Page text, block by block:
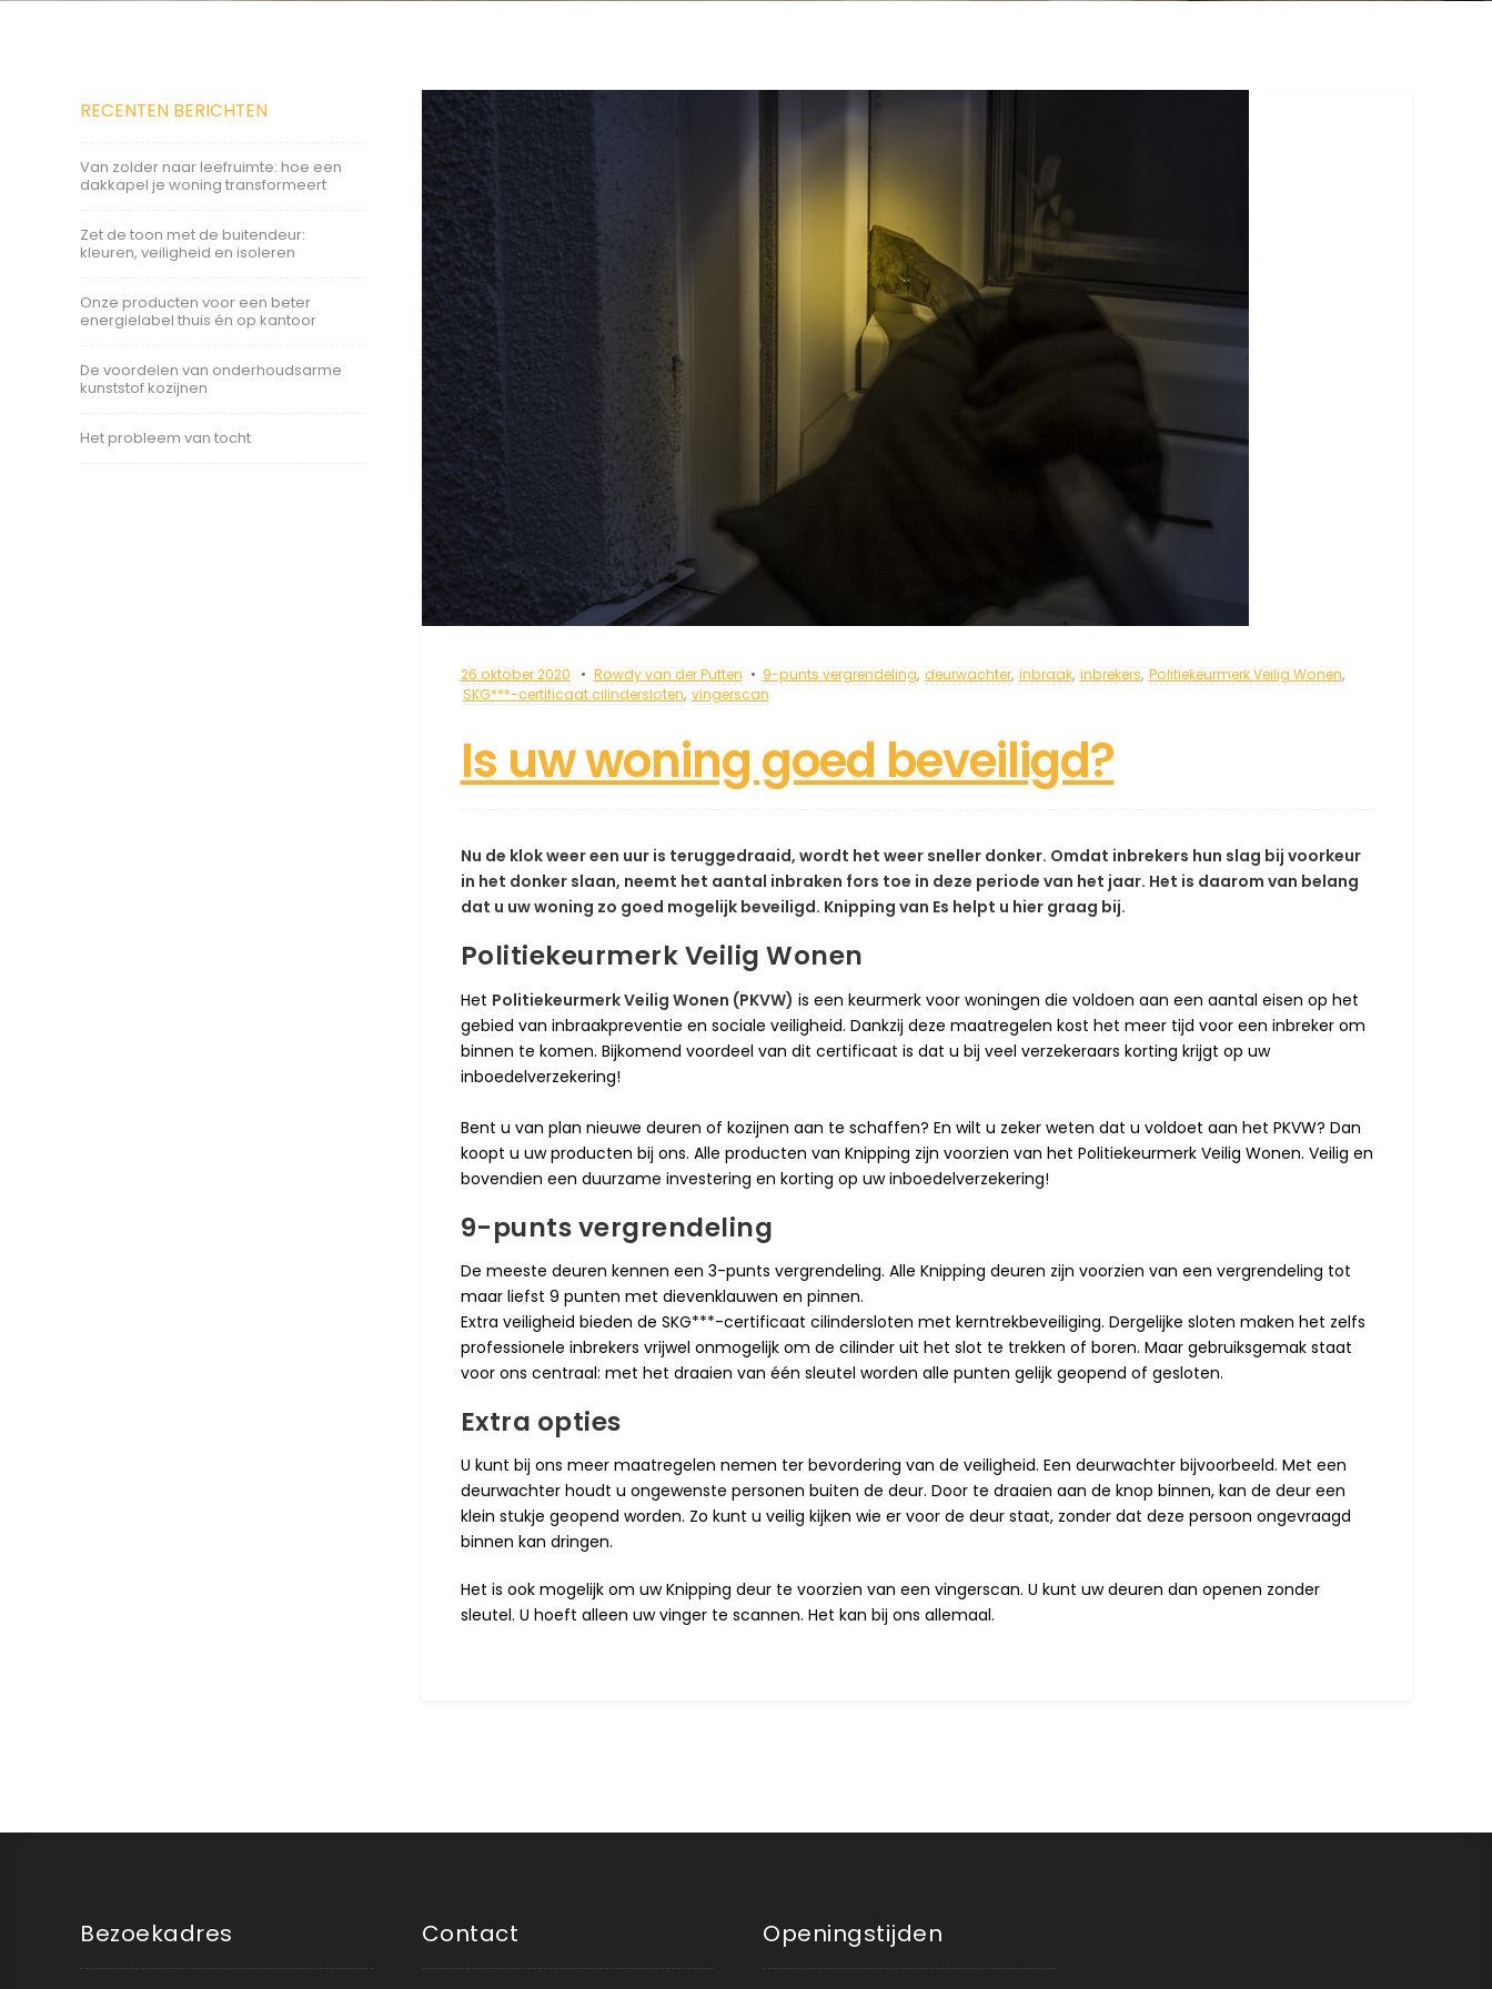
26 oktober 2020 Rowdy van der Putten 9-punts vergrendeling, deurwachter, inbraak, inbrekers, Politiekeurmerk Veilig Wonen,
SKG***-certificaat cilindersloten, vingerscan
Is uw woning goed beveiligd?
Nu de klok weer een uur is teruggedraaid, wordt het weer sneller donker. Omdat inbrekers hun slag bij voorkeur
in het donker slaan, neemt het aantal inbraken fors toe in deze periode van het jaar. Het is daarom van belang
dat u uw woning zo goed mogelijk beveiligd. Knipping van Es helpt u hier graag bij.
Politiekeurmerk Veilig Wonen
Het Politiekeurmerk Veilig Wonen (PKVW) is een keurmerk voor woningen die voldoen aan een aantal eisen op het
gebied van inbraakpreventie en sociale veiligheid. Dankzij deze maatregelen kost het meer tijd voor een inbreker om
binnen te komen. Bijkomend voordeel van dit certificaat is dat u bij veel verzekeraars korting krijgt op uw
inboedelverzekering!
Bent u van plan nieuwe deuren of kozijnen aan te schaffen? En wilt u zeker weten dat u voldoet aan het PKVW? Dan
koopt u uw producten bij ons. Alle producten van Knipping zijn voorzien van het Politiekeurmerk Veilig Wonen. Veilig en
bovendien een duurzame investering en korting op uw inboedelverzekering!
9-punts vergrendeling
De meeste deuren kennen een 3-punts vergrendeling. Alle Knipping deuren zijn voorzien van een vergrendeling tot
maar liefst 9 punten met dievenklauwen en pinnen.
Extra veiligheid bieden de SKG***-certificaat cilindersloten met kerntrekbeveiliging. Dergelijke sloten maken het zelfs
professionele inbrekers vrijwel onmogelijk om de cilinder uit het slot te trekken of boren. Maar gebruiksgemak staat
voor ons centraal: met het draaien van één sleutel worden alle punten gelijk geopend of gesloten.
Extra opties
U kunt bij ons meer maatregelen nemen ter bevordering van de veiligheid. Een deurwachter bijvoorbeeld. Met een
deurwachter houdt u ongewenste personen buiten de deur. Door te draaien aan de knop binnen, kan de deur een
klein stukje geopend worden. Zo kunt u veilig kijken wie er voor de deur staat, zonder dat deze persoon ongevraagd
binnen kan dringen.
Het is ook mogelijk om uw Knipping deur te voorzien van een vingerscan. U kunt uw deuren dan openen zonder
sleutel. U hoeft alleen uw vinger te scannen. Het kan bij ons allemaal.
RECENTEN BERICHTEN
Van zolder naar leefruimte: hoe een
dakkapel je woning transformeert
Zet de toon met de buitendeur:
kleuren, veiligheid en isoleren
Onze producten voor een beter
energielabel thuis én op kantoor
De voordelen van onderhoudsarme
kunststof kozijnen
Het probleem van tocht
Bezoekadres Contact Openingstijden